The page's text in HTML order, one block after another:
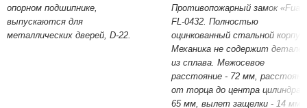
опорном подшипнике,
выпускаются для
металлических дверей, D-22.
Противопожарный замок
FL-0432. Полностью
оцинкованный стальной корпус.
Механика не содержит деталей
из сплава. Межосевое
расстояние - 72 мм,
от торца до центра цилиндра -
65 мм, вылет защелки - 14 мм,